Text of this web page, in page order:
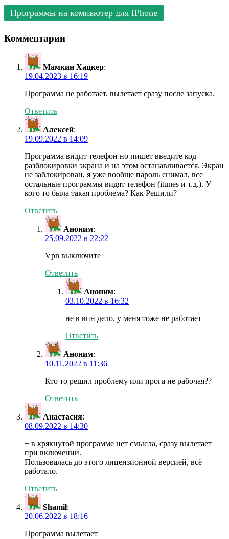
Программы на компьютер для IPhone
Комментарии
Мамкин Хацкер:
19.04.2023 в 16:19
Программа не работает, вылетает сразу после запуска.
Ответить
Алексей:
19.09.2022 в 14:09
Программа видит телефон но пишет введите код
разблокировки экрана и на этом останавливается. Экран
не заблокирован, я уже вообще пароль снимал, все
остальные программы видят телефон (itunes и т.д.). У
кого то была такая проблема? Как Решили?
Ответить
Аноним:
25.09.2022 в 22:22
Vpn выключите
Ответить
Аноним:
03.10.2022 в 16:32
не в впн дело, у меня тоже не работает
Ответить
Аноним:
10.11.2022 в 11:36
Кто то решил проблему или прога не рабочая??
Ответить
Анастасия:
08.09.2022 в 14:30
+ в крякнутой программе нет смысла, сразу вылетает
при включении.
Пользовалась до этого лицензионной версией, всё
работало.
Ответить
Shamil:
20.06.2022 в 18:16
Программа вылетает